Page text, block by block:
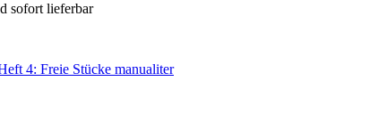
sofort lieferbar
4: Freie Stücke manualiter